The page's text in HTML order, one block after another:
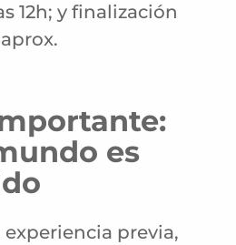
12h; y finalización
es
experiencia previa,